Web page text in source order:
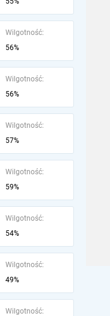
Wilgotność:
56%
Wilgotność:
56%
Wilgotność:
57%
Wilgotność:
59%
Wilgotność:
54%
Wilgotność:
49%
Wilgotność: